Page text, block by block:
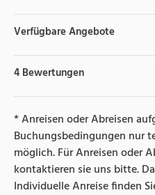
Verfügbare Angebote
4 Bewertungen